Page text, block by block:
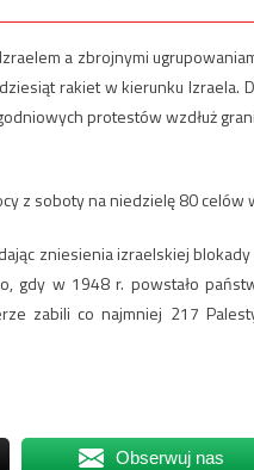
a zbrojnymi
rakiet w kierunku Izraela.
protestów wzdłuż
z soboty na niedzielę 80 celów
zniesienia izraelskiej
w 1948 r. powstało
zabili co najmniej 217
Obserwuj nas